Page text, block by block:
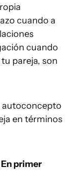
cuando a
cuando
pareja, son
autoconcepto
en términos
primer